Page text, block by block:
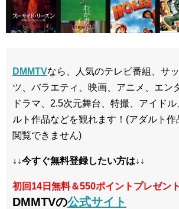
DMMTVなら、人気のテレビ番組、サ
ツ、バラエティ、映画、アニメ、エン
ドラマ、2.5次元舞台、特撮、アイド
ルト作品などを観れます！(アダルト
閲覧できません)
↓↓今すぐ無料登録したい方は↓↓
初回14日無料＆550ポイントプレゼント
DMMTVの公式サイト